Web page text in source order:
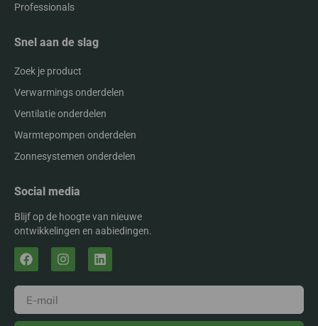
Professionals
Snel aan de slag
Zoek je product
Verwarmings onderdelen
Ventilatie onderdelen
Warmtepompen onderdelen
Zonnesystemen onderdelen
Social media
Blijf op de hoogte van nieuwe
ontwikkelingen en aabiedingen.